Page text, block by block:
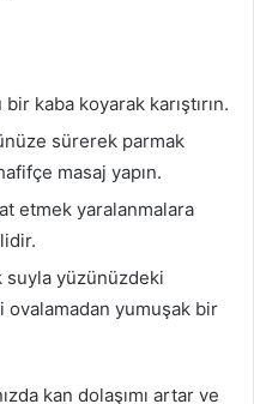
kaba koyarak karıştırın.
sürerek parmak
masaj yapın.
etmek yaralanmalara
suyla yüzünüzdeki
yumuşak bir
kan dolaşımı artar ve